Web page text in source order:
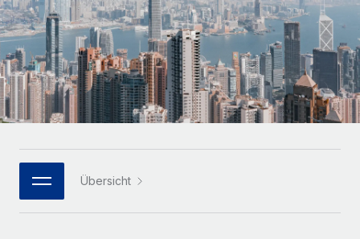
INFRASTRUKTUR
Remote Embedded
Nahtlose Integration der HR in bestehende Abläufe
Plattform
Integrierte HR-Kernfunktionen für dein Team
MCP
Integrationen
Mittelstand
Maßgeschneiderte HR-Lösungen, um Teams zu
vergrößern
Enterprise
Globale HR für Konzerne und Großunternehmen
PARTNER WERDEN
Flexible Einbettung von Global-HR-Funktionen in deine
LERNEN MIT REMOTE
Forschung und Leitfäden
Fallstudien
HR-Glossar
Bibliothek für Stellenbeschreibungen
Webinare
Español
Italiano
Português (Portugal)
한국어 Übersicht